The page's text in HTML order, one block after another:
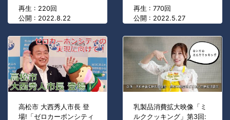
再生 : 220回
公開 : 2022.8.22
再生 : 770回
公開 : 2022.5.27
高松市 大西秀人市長 登
場!「ゼロカーボンシティ
乳製品消費拡大映像「ミ
ルククッキング」第3回: